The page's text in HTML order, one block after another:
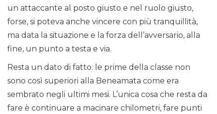
un attaccante al posto giusto e nel ruolo giusto,
forse, si poteva anche vincere con più tranquillità,
ma data la situazione e la forza dell’avversario, alla
fine, un punto a testa e via.
Resta un dato di fatto: le prime della classe non
sono così superiori alla Beneamata come era
sembrato negli ultimi mesi. L’unica cosa che resta da
fare è continuare a macinare chilometri, fare punti